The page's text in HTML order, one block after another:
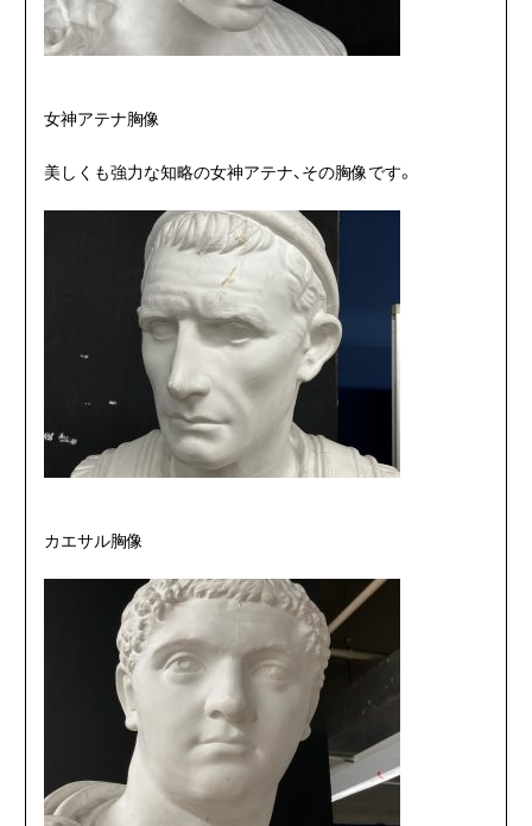
女神アテナ胸像
美しくも強力な知略の女神アテナ、その胸像です。
カエサル胸像